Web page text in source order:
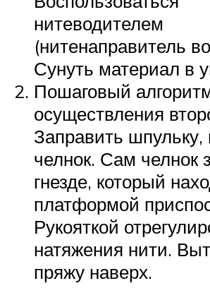
нитеводителем
(нитенаправитель
Сунуть материал в
Пошаговый
осуществления
Заправить шпульку,
челнок. Сам челнок
гнезде, который
платформой
Рукояткой
натяжения нити.
пряжу наверх.